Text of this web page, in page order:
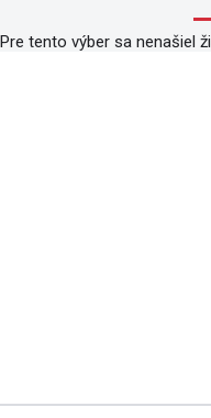
Pre tento výber sa nenašiel